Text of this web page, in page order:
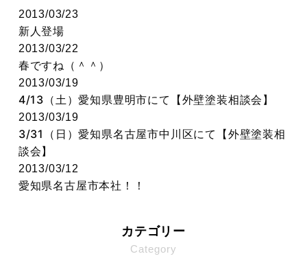
2013/03/23
新人登場
2013/03/22
春ですね（＾＾）
2013/03/19
4/13（土）愛知県豊明市にて【外壁塗装相談会】
2013/03/19
3/31（日）愛知県名古屋市中川区にて【外壁塗装相
談会】
2013/03/12
愛知県名古屋市本社！！
カテゴリー
Category